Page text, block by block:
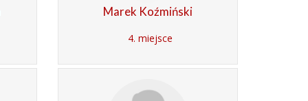
Marek Koźmiński
4. miejsce